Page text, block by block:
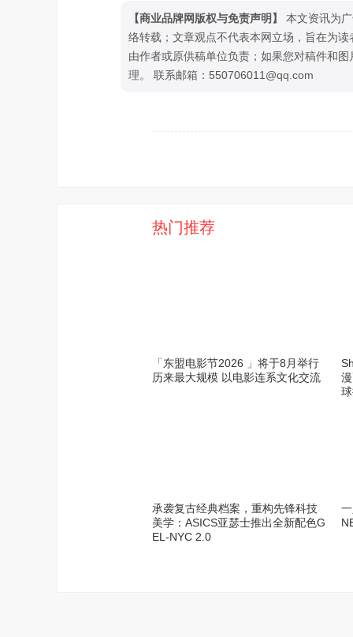
【商业品牌网版权与免责声明】
本文资讯为
络转载；文章观点不代表本网立场，旨在为
由作者或原供稿单位负责；如果您对稿件和
理。 联系邮箱：550706011@qq.com
热门推荐
「东盟电影节2026 」将于8月举行
历来最大规模 以电影连系文化交流
承袭复古经典档案，重构先锋科技
美学：ASICS亚瑟士推出全新配色G
EL-NYC 2.0